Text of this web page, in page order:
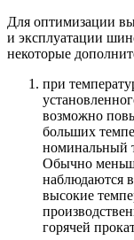
Для оптимизации
и эксплуатации
некоторые
при
возможно
больших
номинальный
Обычно
наблюдаются
высокие
горячей